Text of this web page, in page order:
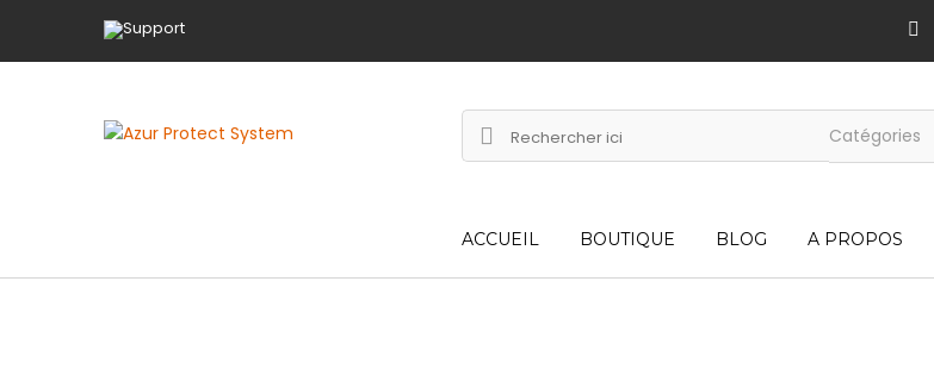
ACCUEIL BOUTIQUE BLOG A PROPOS